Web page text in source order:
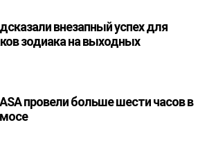
внезапный успех для
зодиака на выходных
провели больше шести часов в